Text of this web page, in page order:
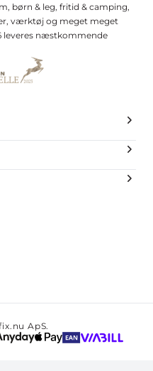
børn & leg, fritid & camping,
værktøj og meget meget
leveres næstkommende
ApS.